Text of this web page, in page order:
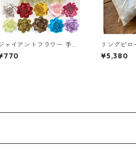
ャイアントフラワー 手作
キット ロータス 花径35c
ウォールフラワー 壁 イン
リングピロ
ン (送料無料)
¥5,380